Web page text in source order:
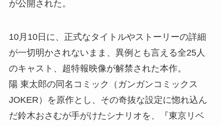
が公開された。
10月10日に、正式なタイトルやストーリーの詳細
が一切明かされないまま、異例とも言える全25人
のキャスト、超特報映像が解禁された本作。
陽 東太郎の同名コミック（ガンガンコミックス
JOKER）を原作とし、その奇抜な設定に惚れ込ん
だ鈴木おさむが手がけたシナリオを、『東京リベ